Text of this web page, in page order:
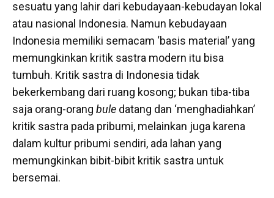
sesuatu yang lahir dari kebudayaan-kebudayan lokal
atau nasional Indonesia. Namun kebudayaan
Indonesia memiliki semacam ‘basis material’ yang
memungkinkan kritik sastra modern itu bisa
tumbuh. Kritik sastra di Indonesia tidak
bekerkembang dari ruang kosong; bukan tiba-tiba
saja orang-orang bule datang dan ‘menghadiahkan’
kritik sastra pada pribumi, melainkan juga karena
dalam kultur pribumi sendiri, ada lahan yang
memungkinkan bibit-bibit kritik sastra untuk
bersemai.